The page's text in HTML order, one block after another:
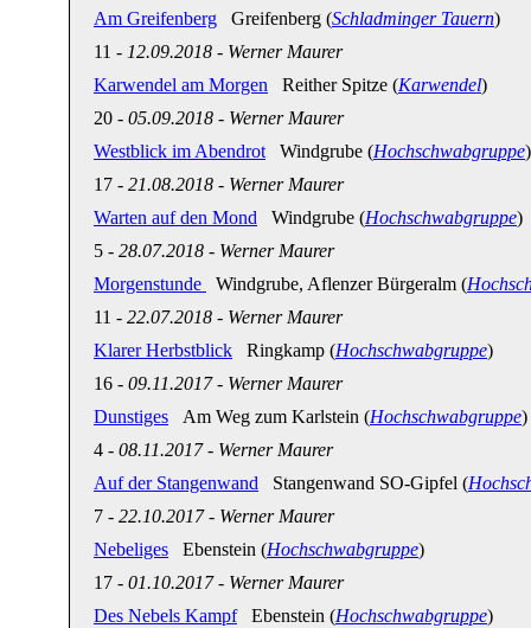
Am Greifenberg Greifenberg (Schladminger Tauern)
11 - 12.09.2018 - Werner Maurer
Karwendel am Morgen Reither Spitze (Karwendel)
20 - 05.09.2018 - Werner Maurer
Westblick im Abendrot Windgrube (Hochschwabgruppe)
17 - 21.08.2018 - Werner Maurer
Warten auf den Mond Windgrube (Hochschwabgruppe)
5 - 28.07.2018 - Werner Maurer
Morgenstunde
Windgrube, Aflenzer Bürgeralm (
11 - 22.07.2018 - Werner Maurer
Klarer Herbstblick Ringkamp (Hochschwabgruppe)
16 - 09.11.2017- Werner Maurer
Dunstiges Am Weg zum Karlstein (Hochschwabgruppe)
4 - 08.11.2017- Werner Maurer
Auf der Stangenwand Stangenwand SO-Gipfel (
7 - 22.10.2017- Werner Maurer
Nebeliges Ebenstein (Hochschwabgruppe)
17 - 01.10.2017- Werner Maurer
Des Nebels KampfEbenstein (Hochschwabgruppe)